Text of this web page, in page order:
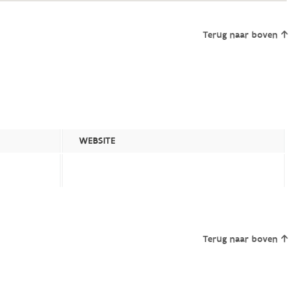
Terug naar boven
WEBSITE
Terug naar boven